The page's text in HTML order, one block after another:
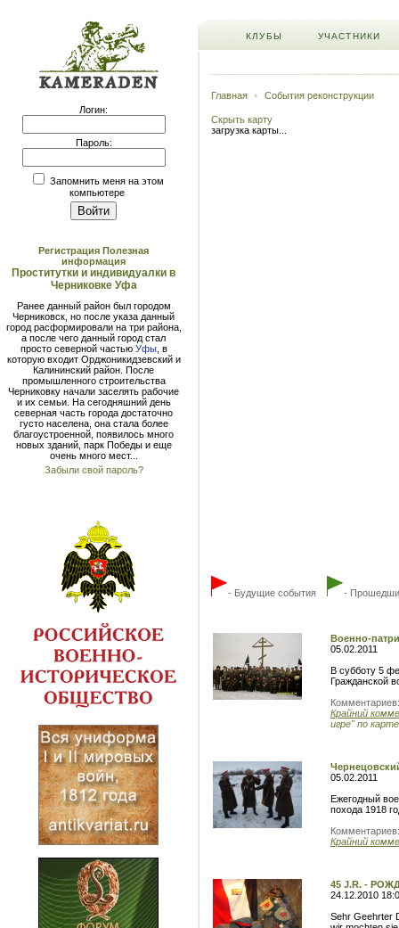
Логин:
Пароль:
Запомнить меня на этом
компьютере
Регистрация Полезная
информация
Проститутки и индивидуалки в
Черниковке Уфа
Ранее данный район был городом
Черниковск, но после указа данный
город расформировали на три района,
а после чего данный город стал
просто северной частью Уфы, в
которую входит Орджоникидзевский и
Калининский район. После
промышленного строительства
Черниковку начали заселять рабочие
и их семьи. На сегодняшний день
северная часть города достаточно
густо населена, она стала более
благоустроенной, появилось много
новых зданий, парк Победы и еще
очень много мест...
Забыли свой пароль?
КЛУБЫ УЧАСТНИКИ
Главная События реконструкции
Скрыть карту
загрузка карты...
- Будущие события -
Военно-
05.02.2011
В субботу 5
Гражданской
Комментариев:
Крайний
игре" по
05.02.2011
Ежегодный
похода 1918
Комментариев:
Крайний
45 J.R. -
24.12.2010
Sehr Geehrter